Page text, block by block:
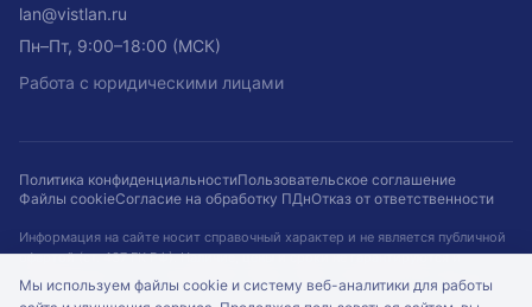
lan@vistlan.ru
Пн–Пт, 9:00–18:00 (МСК)
Работа с юридическими лицами
Политика конфиденциальностиПользовательское соглашение
Файлы cookieСогласие на обработку ПДнОтказ от ответственности
Информация на сайте носит справочный характер и не является публичной
офертой (ст. 437 ГК РФ). Наличие, цены и сроки не гарантируются и
подтверждаются при оформлении заказа. Кейсы приведены для примера.
Мы используем файлы cookie и систему веб-аналитики для работы